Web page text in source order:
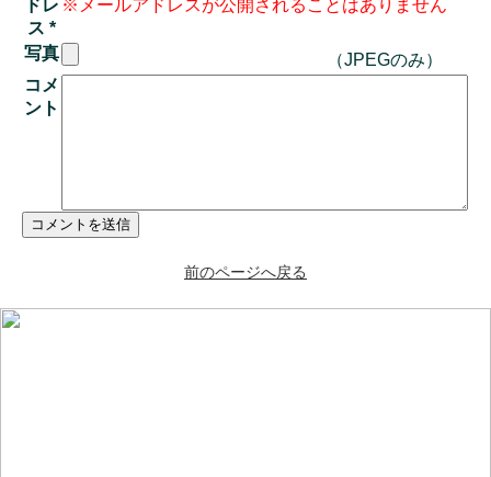
ドレ
ス *
※メールアドレスが公開されることはありません
写真
（JPEGのみ）
コメ
ント
前のページへ戻る